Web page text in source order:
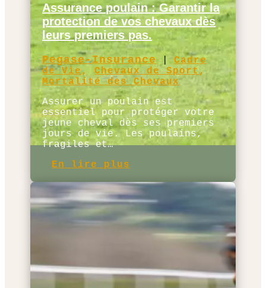
Assurance poulain : Garantir la
protection de vos chevaux dès
leurs premiers pas.
Pegase-Insurance |
Cadre
de Vie ,Chevaux de Sport ,
Mortalité des Chevaux
Assurer un poulain est
essentiel pour protéger votre
jeune cheval dès ses premiers
jours de vie. Les poulains,
fragiles et…
En lire plus